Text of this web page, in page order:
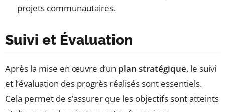
projets communautaires.
Suivi et Évaluation
Après la mise en œuvre d’un plan stratégique, le suivi
et l’évaluation des progrès réalisés sont essentiels.
Cela permet de s’assurer que les objectifs sont atteints